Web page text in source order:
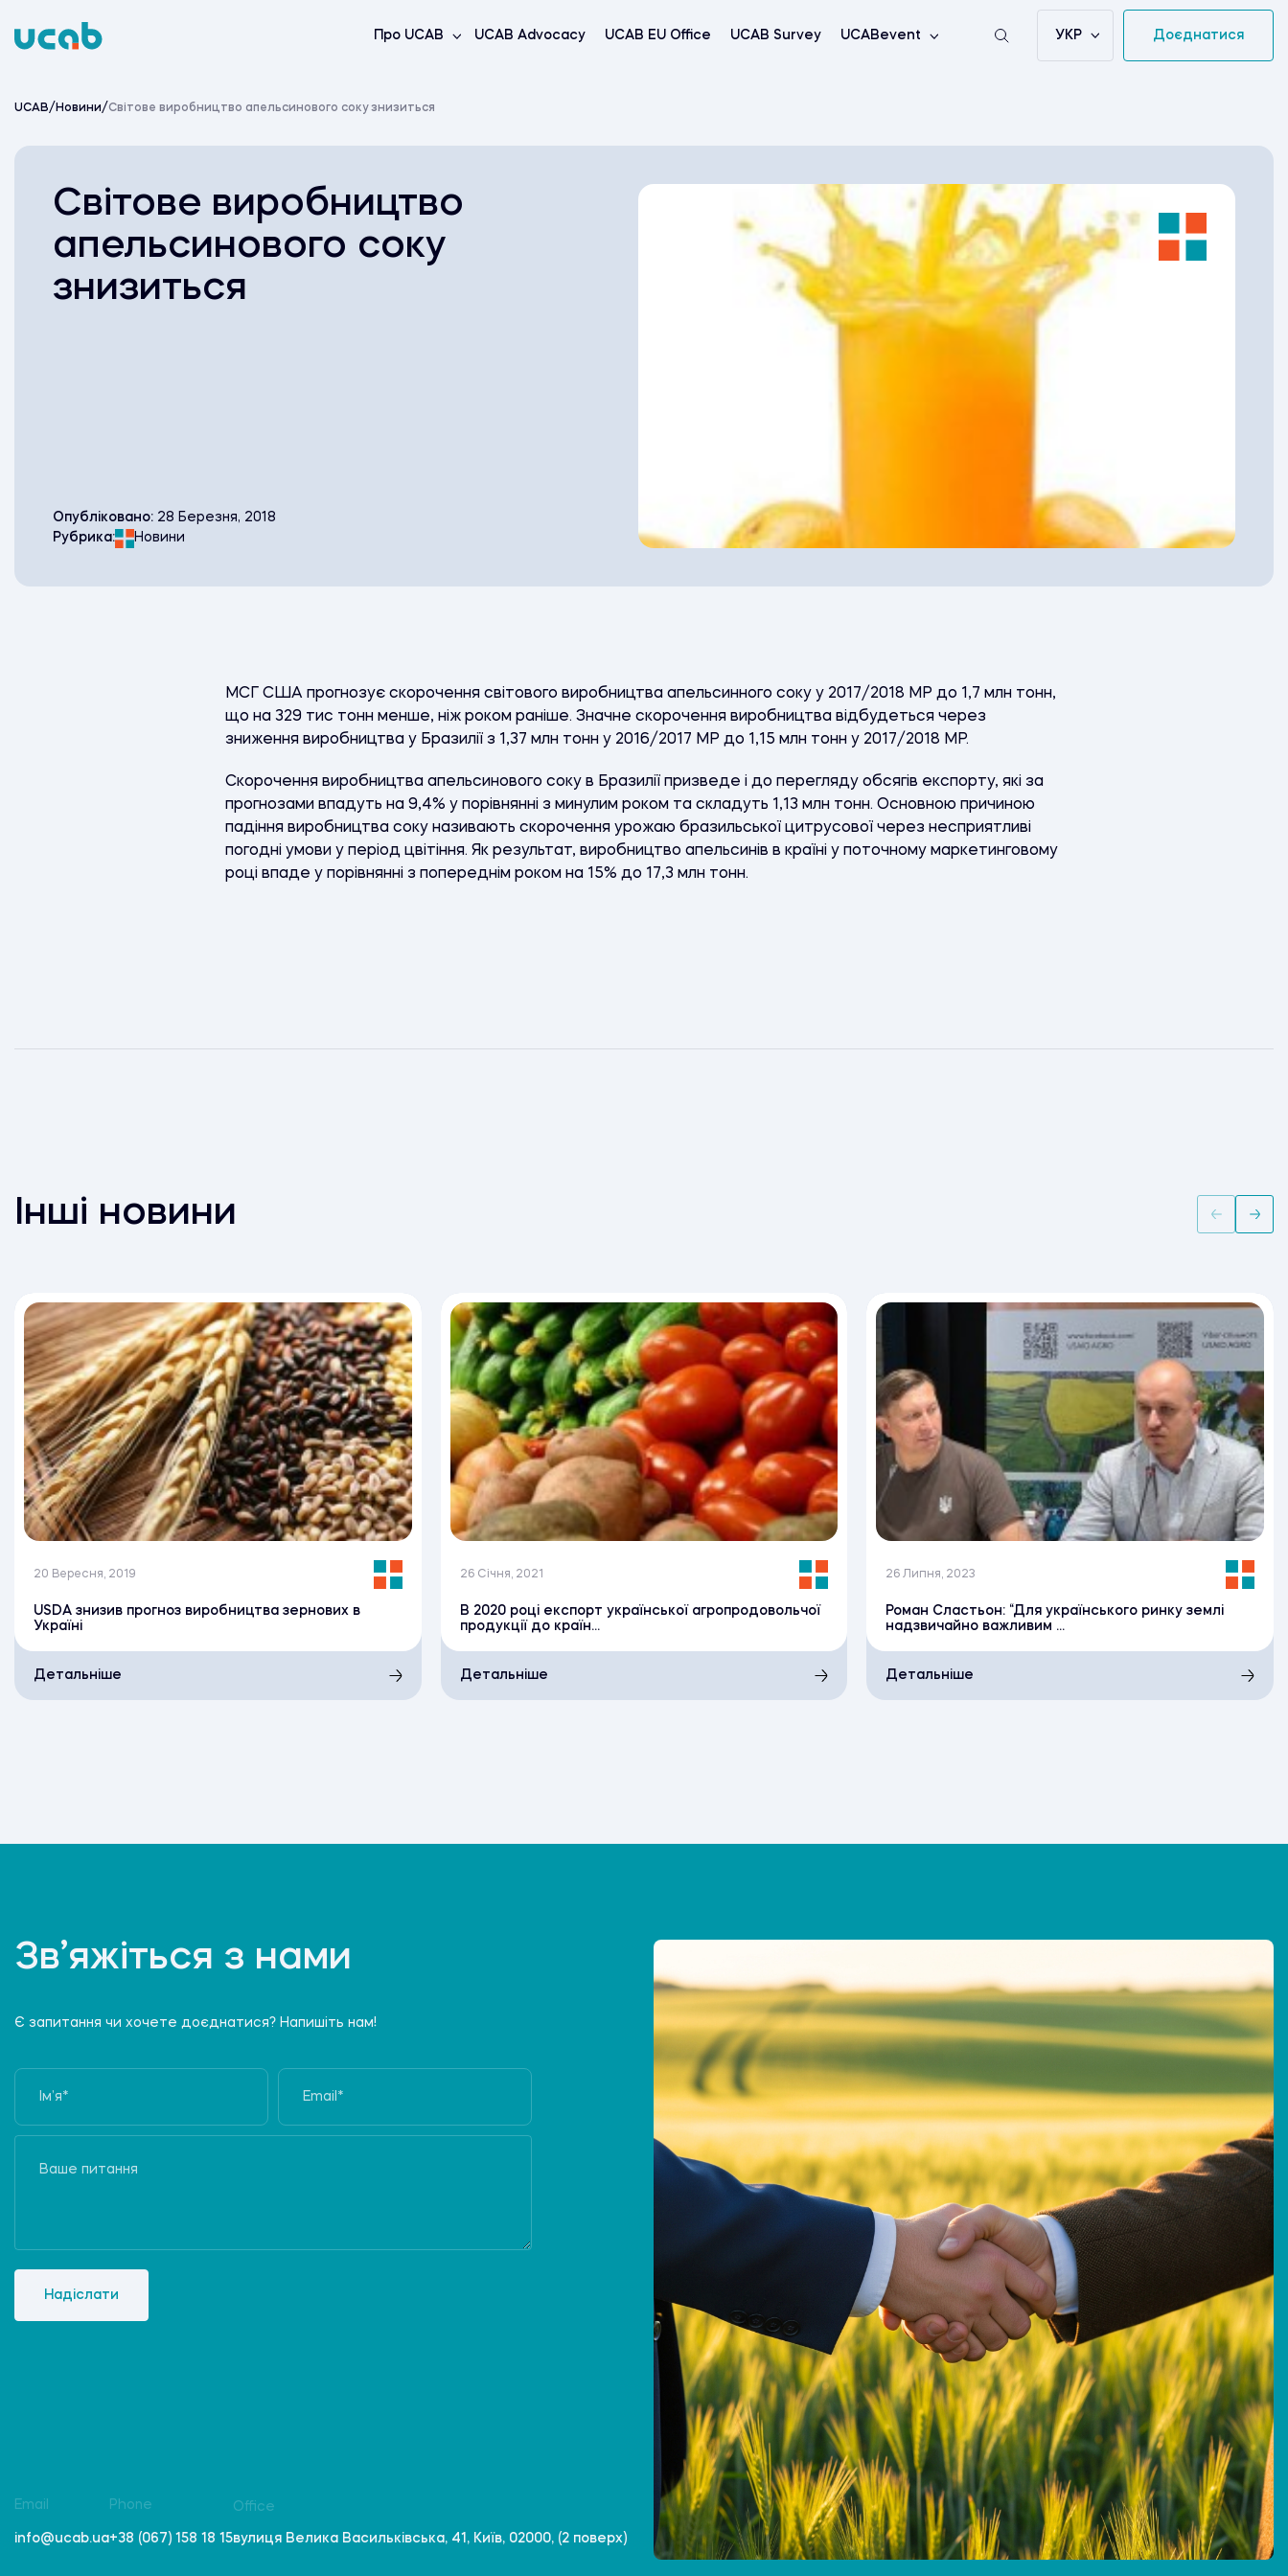
to
Про UCAB UCAB Advocacy UCAB EU Office UCAB Survey UCABevent УКР Доєднатися
UCAB/ Новини/Світове виробництво апельсинового соку знизиться
Світове виробництво
апельсинового соку
знизиться
Опубліковано: 28 Березня, 2018
Рубрика:
Новини
МСГ США прогнозує скорочення світового виробництва апельсинного соку у 2017/2018 МР до 1,7 млн тонн,
що на 329 тис тонн менше, ніж роком раніше. Значне скорочення виробництва відбудеться через
зниження виробництва у Бразилії з 1,37 млн тонн у 2016/2017 МР до 1,15 млн тонн у 2017/2018 МР.
Скорочення виробництва апельсинового соку в Бразилії призведе і до перегляду обсягів експорту, які за
прогнозами впадуть на 9,4% у порівнянні з минулим роком та складуть 1,13 млн тонн. Основною причиною
падіння виробництва соку називають скорочення урожаю бразильської цитрусової через несприятливі
погодні умови у період цвітіння. Як результат, виробництво апельсинів в країні у поточному маркетинговому
році впаде у порівнянні з попереднім роком на 15% до 17,3 млн тонн.
Інші новини
20 Вересня, 2019
USDA знизив прогноз виробництва зернових в
Україні
Детальніше
26 Січня, 2021
В 2020 році експорт української агропродовольчої
продукції до країн...
Детальніше
26 Липня, 2023
Роман Сластьон: “Для українського ринку землі
надзвичайно важливим ...
Детальніше
Зв’яжіться з нами
Є запитання чи хочете доєднатися? Напишіть нам!
Надіслати
Email
info@ucab.ua
Phone
+38 (067) 158 18 15
Office
вулиця Велика Васильківська, 41, Київ, 02000, (2 поверх)